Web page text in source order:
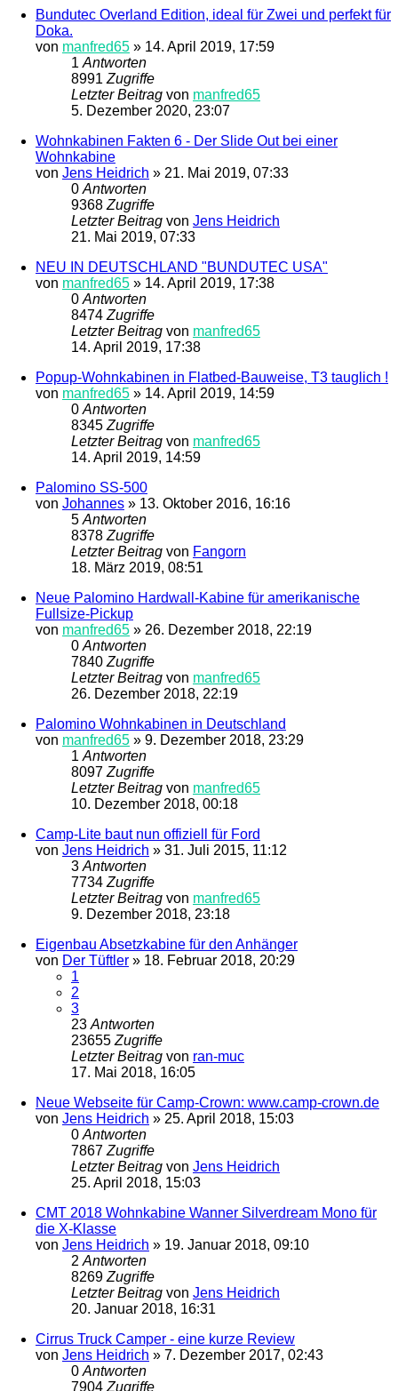
Bundutec Overland Edition, ideal für Zwei und perfekt für
Doka.
von manfred65 » 14. April 2019, 17:59
1 Antworten
8991 Zugriffe
Letzter Beitrag von manfred65
5. Dezember 2020, 23:07
Wohnkabinen Fakten 6 - Der Slide Out bei einer
Wohnkabine
von Jens Heidrich » 21. Mai 2019, 07:33
0 Antworten
9368 Zugriffe
Letzter Beitrag von Jens Heidrich
21. Mai 2019, 07:33
NEU IN DEUTSCHLAND "BUNDUTEC USA"
von manfred65 » 14. April 2019, 17:38
0 Antworten
8474 Zugriffe
Letzter Beitrag von manfred65
14. April 2019, 17:38
Popup-Wohnkabinen in Flatbed-Bauweise, T3 tauglich !
von manfred65 » 14. April 2019, 14:59
0 Antworten
8345 Zugriffe
Letzter Beitrag von manfred65
14. April 2019, 14:59
Palomino SS-500
von Johannes » 13. Oktober 2016, 16:16
5 Antworten
8378 Zugriffe
Letzter Beitrag von Fangorn
18. März 2019, 08:51
Neue Palomino Hardwall-Kabine für amerikanische
Fullsize-Pickup
von manfred65 » 26. Dezember 2018, 22:19
0 Antworten
7840 Zugriffe
Letzter Beitrag von manfred65
26. Dezember 2018, 22:19
Palomino Wohnkabinen in Deutschland
von manfred65 » 9. Dezember 2018, 23:29
1 Antworten
8097 Zugriffe
Letzter Beitrag von manfred65
10. Dezember 2018, 00:18
Camp-Lite baut nun offiziell für Ford
von Jens Heidrich » 31. Juli 2015, 11:12
3 Antworten
7734 Zugriffe
Letzter Beitrag von manfred65
9. Dezember 2018, 23:18
Eigenbau Absetzkabine für den Anhänger
von Der Tüftler » 18. Februar 2018, 20:29
1
2
3
23 Antworten
23655 Zugriffe
Letzter Beitrag von ran-muc
17. Mai 2018, 16:05
Neue Webseite für Camp-Crown: www.camp-crown.de
von Jens Heidrich » 25. April 2018, 15:03
0 Antworten
7867 Zugriffe
Letzter Beitrag von Jens Heidrich
25. April 2018, 15:03
CMT 2018 Wohnkabine Wanner Silverdream Mono für
die X-Klasse
von Jens Heidrich » 19. Januar 2018, 09:10
2 Antworten
8269 Zugriffe
Letzter Beitrag von Jens Heidrich
20. Januar 2018, 16:31
Cirrus Truck Camper - eine kurze Review
von Jens Heidrich » 7. Dezember 2017, 02:43
0 Antworten
7904 Zugriffe